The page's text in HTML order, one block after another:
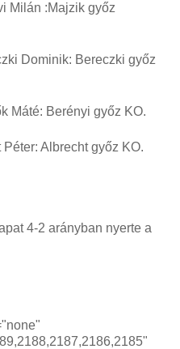
Milán :Majzik győz
Dominik: Bereczki győz
Máté: Berényi győz KO.
Albrecht győz KO.
4-2 arányban nyerte a